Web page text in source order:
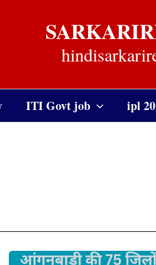
ITI Govt job ipl